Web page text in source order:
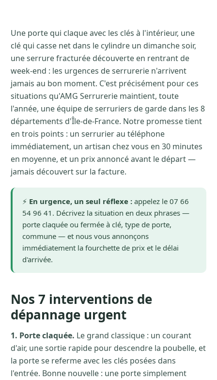
Une porte qui claque avec les clés à l'intérieur, une
clé qui casse net dans le cylindre un dimanche soir,
une serrure fracturée découverte en rentrant de
week-end : les urgences de serrurerie n'arrivent
jamais au bon moment. C'est précisément pour ces
situations qu'AMG Serrurerie maintient, toute
l'année, une équipe de serruriers de garde dans les 8
départements d'Île-de-France. Notre promesse tient
en trois points : un serrurier au téléphone
immédiatement, un artisan chez vous en 30 minutes
en moyenne, et un prix annoncé avant le départ —
jamais découvert sur la facture.
⚡ En urgence, un seul réflexe : appelez le 07 66
54 96 41. Décrivez la situation en deux phrases —
porte claquée ou fermée à clé, type de porte,
commune — et nous vous annonçons
immédiatement la fourchette de prix et le délai
d'arrivée.
Nos 7 interventions de
dépannage urgent
1. Porte claquée. Le grand classique : un courant
d'air, une sortie rapide pour descendre la poubelle, et
la porte se referme avec les clés posées dans
l'entrée. Bonne nouvelle : une porte simplement